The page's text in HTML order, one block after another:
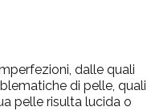
dalle quali
di pelle, quali
pelle risulta lucida o